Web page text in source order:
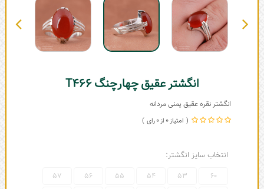
انگشتر عقیق چهارچنگ T466
انگشتر نقره عقیق یمنی مردانه
0
0
انتخاب سایز انگشتر:
60
53
54
55
56
57